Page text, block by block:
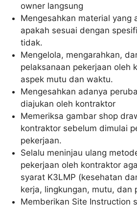
owner langsung
Mengesahkan material yang
apakah sesuai dengan
tidak.
Mengelola, mengarahkan,
pelaksanaan pekerjaan oleh
aspek mutu dan waktu.
Mengesahkan adanya
diajukan oleh kontraktor
Memeriksa gambar shop
kontraktor sebelum dimulai
pekerjaan.
Selalu meninjau ulang
pekerjaan oleh kontraktor
syarat K3LMP (kesehatan
kerja, lingkungan, mutu, dan
Memberikan Site Instruction